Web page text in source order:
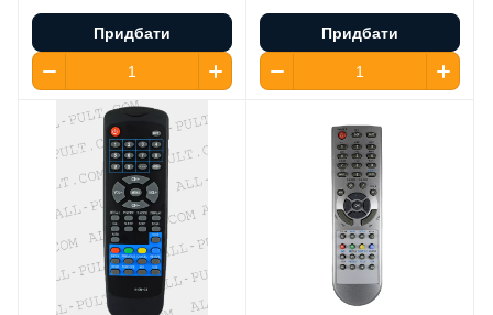
Придбати Придбати